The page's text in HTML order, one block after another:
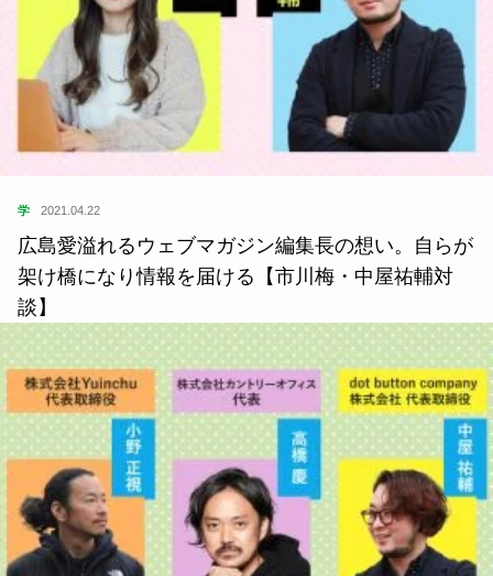
学 2021.04.22
広島愛溢れるウェブマガジン編集長の想い。自らが
架け橋になり情報を届ける【市川梅・中屋祐輔対
談】